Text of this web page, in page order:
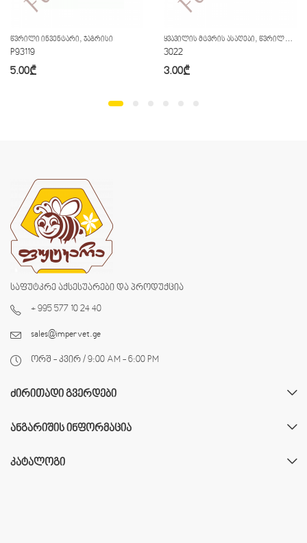
ᲬᲕᲠᲘᲚᲘ ᲘᲜᲕᲔᲜᲢᲐᲠᲘ, ᲯᲐᲒᲠᲘᲡᲘ
P93119
5.00₾
ᲧᲕᲐᲕᲘᲚᲘᲡ ᲛᲢᲕᲠᲘᲡ ᲐᲡᲐᲦᲔᲑᲘ, ᲬᲕᲠᲘᲚᲘ ᲘᲜᲕᲔᲜᲢᲐᲠᲘ
3022
3.00₾
საფუტკრე აქსესუარები და პროდუქცია
+ 995 577 10 24 40
sales@impervet.ge
ორშ - კვირ / 9:00 AM - 6:00 PM
ᲫᲘᲠᲘᲗᲐᲓᲘ ᲒᲕᲔᲠᲓᲔᲑᲘ
ᲐᲜᲒᲐᲠᲘᲨᲘᲡ ᲘᲜᲤᲝᲠᲛᲐᲪᲘᲐ
ᲙᲐᲢᲐᲚᲝᲒᲘ